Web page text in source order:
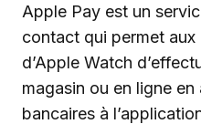
Apple Pay est un
contact qui permet aux
d’Apple Watch
magasin ou en ligne
bancaires à